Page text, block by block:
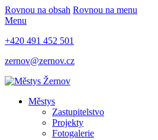
Rovnou na obsah Rovnou na menu
Menu
+420 491 452 501
zernov@zernov.cz
Městys
Zastupitelstvo
Projekty
Fotogalerie